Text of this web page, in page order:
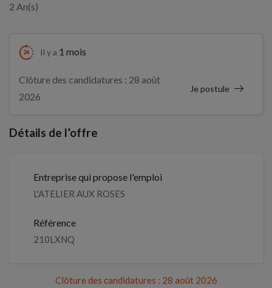
2 An(s)
Il y a 1 mois
Clôture des candidatures : 28 août
2026
Je postule
Détails de l’offre
Entreprise qui propose l'emploi
L'ATELIER AUX ROSES
Référence
210LXNQ
Clôture des candidatures : 28 août 2026